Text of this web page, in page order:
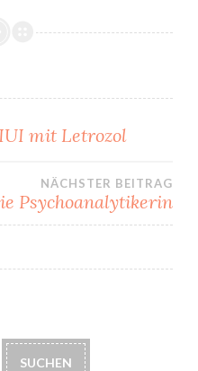
mit Letrozol
NÄCHSTER BEITRAG
Psychoanalytikerin
SUCHEN